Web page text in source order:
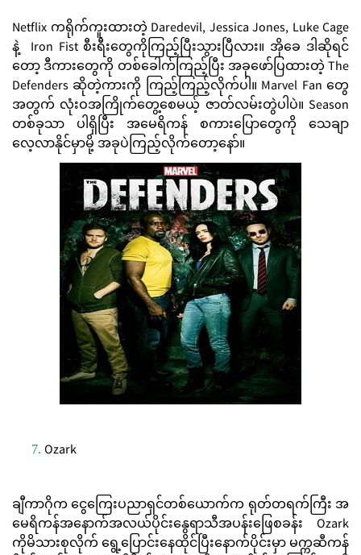
Netflix ကရိုက်ကူးထားတဲ့ Daredevil, Jessica Jones, Luke Cage
နဲ့ Iron Fist စီးရီးတွေကိုကြည့်ပြီးသွားပြီလား။ အိုခေ ဒါဆိုရင်
တော့ ဒီကားတွေကို တစ်ခေါက်ကြည့်ပြီး အခုဖော်ပြထားတဲ့ The
Defenders ဆိုတဲ့ကားကို ကြည့်ကြည့်လိုက်ပါ။ Marvel Fan တွေ
အတွက် လုံးဝအကြိုက်တွေ့စေမယ့် ဇာတ်လမ်းတွဲပါပဲ။ Season
တစ်ခုသာ ပါရှိပြီး အမေရိကန် စကားပြောတွေကို သေချာ
လေ့လာနိုင်မှာမို့ အခုပဲကြည့်လိုက်တော့နော်။
Ozark
ချီကာဂိုက ငွေကြေးပညာရှင်တစ်ယောက်က ရုတ်တရက်ကြီး အ
မေရိကန်အနောက်အလယ်ပိုင်းနွေရာသီအပန်းဖြေစခန်း Ozark
ကိုမိသားစုလိုက် ရွေ့ပြောင်းနေထိုင်ပြီးနောက်ပိုင်းမှာ မက္ကဆီကန်